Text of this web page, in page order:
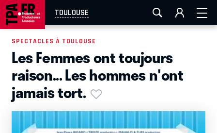
TOULOUSE
AIX-MARSEILLE AURAY LA ROCHELLE
EN TOURNÉE
SPECTACLES À TOULOUSE
Les Femmes ont toujours
raison... Les hommes n'ont
jamais tort.